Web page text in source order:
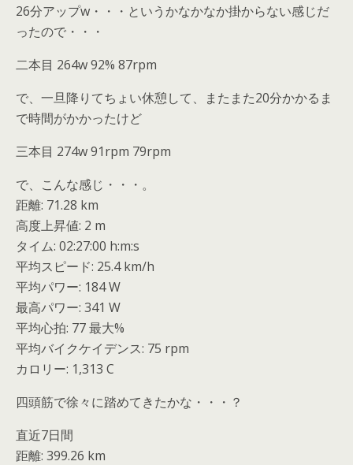
26分アップw・・・というかなかなか掛からない感じだ
ったので・・・
二本目 264w 92% 87rpm
で、一旦降りてちょい休憩して、またまた20分かかるま
で時間がかかったけど
三本目 274w 91rpm 79rpm
で、こんな感じ・・・。
距離: 71.28 km
高度上昇値: 2 m
タイム: 02:27:00 h:m:s
平均スピード: 25.4 km/h
平均パワー: 184 W
最高パワー: 341 W
平均心拍: 77 最大%
平均バイクケイデンス: 75 rpm
カロリー: 1,313 C
四頭筋で徐々に踏めてきたかな・・・？
直近7日間
距離: 399.26 km